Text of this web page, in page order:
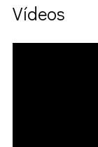
Vídeos